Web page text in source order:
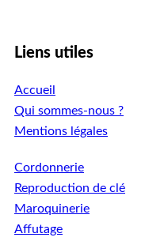
Liens utiles
Accueil
Qui sommes-nous ?
Mentions légales
Cordonnerie
Reproduction de clé
Maroquinerie
Affutage